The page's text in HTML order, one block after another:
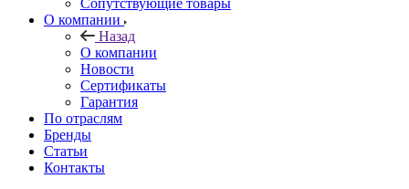
Сопутствующие товары
О компании
Назад
О компании
Новости
Сертификаты
Гарантия
По отраслям
Бренды
Статьи
Контакты